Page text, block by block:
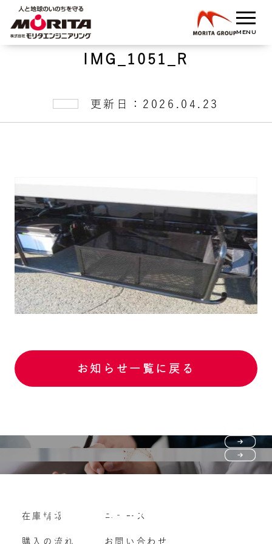
IMG_1051_R
更新日：2026.04.23
お知らせ一覧に戻る
購入の流れ
よくいただくご質問
Vehicle purchase
車両買い取り
在庫情報
購入の流れ
ニュース
お問い合わせ